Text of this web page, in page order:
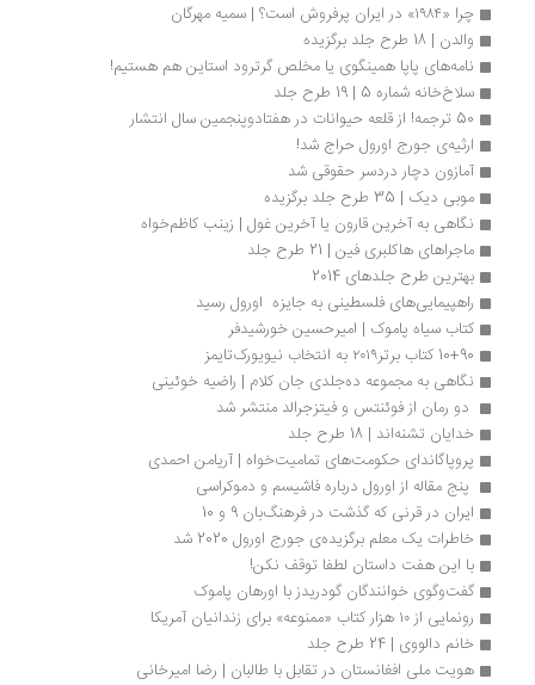
چرا «۱۹۸۴» در ایران پرفروش‌ است؟ | سمیه مهرگان
والدن | 18 طرح جلد برگزیده
نامه‌های پاپا همینگوی یا مخلص گرترود استاین هم هستیم!
سلاخ‌­خانه شماره 5 | 19 طرح جلد
50 ترجمه! از قلعه حیوانات در هفتاد‌وپنجمین سال انتشار
ارثیه‌ی جورج اورول حراج شد!
آمازون دچار دردسر حقوقی شد
موبی دیک | 35 طرح جلد برگزیده
نگاهی به آخرین قارون یا آخرین غول | زینب کاظم‌خواه
ماجراهای هاکلبری فین | 21 طرح جلد
بهترین طرح جلدهای 2014
راهپیمایی‌های فلسطینی به جایزه  اورول رسید
کتاب سیاه پاموک | امیرحسین خورشیدفر
10+90 کتاب‌ برتر۲۰۱۹ به انتخاب نیویورک‌تایمز
نگاهی به مجموعه ده‌جلدی جان کلام | راضیه خوئینی
دو رمان از فوئنتس و فیتزجرالد منتشر شد
خدایان تشنه‌اند | 18 طرح جلد
پروپاگاندای حکومت‌های تمامیت‌خواه | آریامن احمدی
پنج مقاله از اورول درباره فاشیسم و دموکراسی
ایران در قرنی که گذشت در فرهنگ‌بان 9 و 10
خاطرات یک معلم برگزیده‌ی جورج اورول 2020 شد
با این هفت داستان لطفا توقف نکن!
گفت‌وگوی خوانندگان گودریدز با اورهان پاموک
رونمایی از ۱۰ هزار کتاب «ممنوعه» برای زندانیان آمریکا
خانم دالووی | 24 طرح جلد
هویت ملی افغانستان در تقابل با طالبان | رضا امیرخانی